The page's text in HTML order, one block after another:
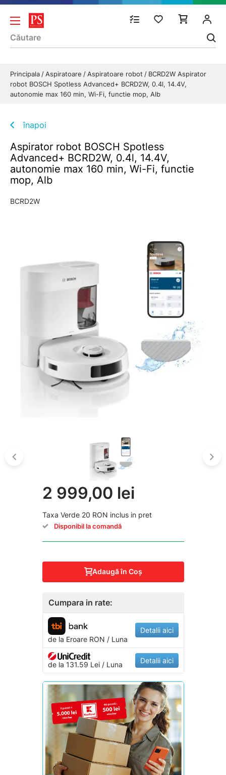
Principala Aspiratoare Aspiratoare robot
BCRD2W Aspirator
robot BOSCH Spotless Advanced+ BCRD2W, 0.4l, 14.4V,
autonomie max 160 min, Wi-Fi, functie mop, Alb
înapoi
Aspirator robot BOSCH Spotless
Advanced+ BCRD2W, 0.4l, 14.4V,
autonomie max 160 min, Wi-Fi, functie
mop, Alb
BCRD2W
2 999,00 lei
Taxa Verde 20 RON inclus in pret
Disponibil la comandă
Adaugă în Coş
Cumpara in rate:
de la EroareRON / Luna
Detalii aici
de la 131.59 Lei / Luna Detalii aici